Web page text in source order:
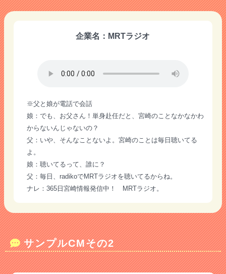
企業名：MRTラジオ
※父と娘が電話で会話
娘：でも、お父さん！単身赴任だと、宮崎のことなかなかわ
からないんじゃないの？
父：いや、そんなことないよ。宮崎のことは毎日聴いてる
よ。
娘：聴いてるって、誰に？
父：毎日、radikoでMRTラジオを聴いてるからね。
ナレ：365日宮崎情報発信中！ MRTラジオ。
サンプルCMその2